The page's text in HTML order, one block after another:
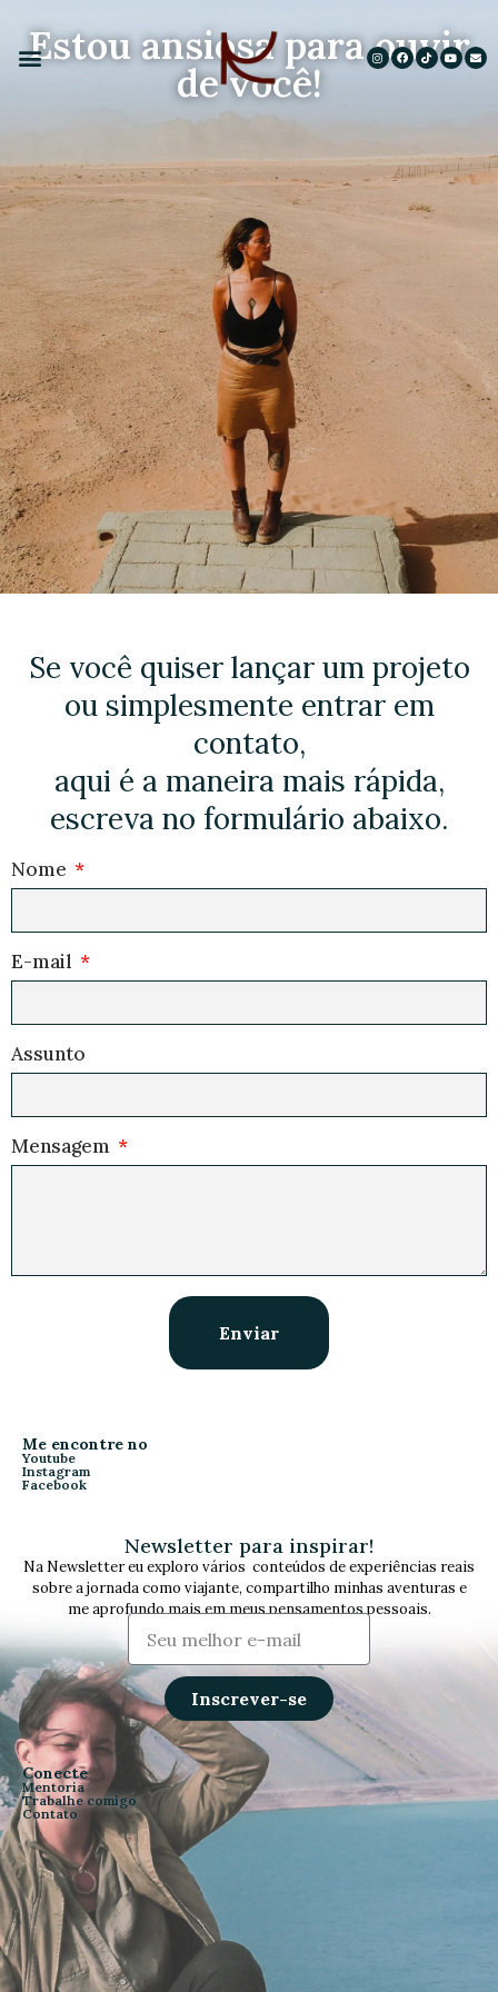
Estou ansiosa para ouvir
de você!
Se você quiser lançar um projeto
ou simplesmente entrar em
contato,
aqui é a maneira mais rápida,
escreva no formulário abaixo.
Nome
E-mail
Assunto
Mensagem
Enviar
Me encontre no
Youtube
Instagram
Facebook
Newsletter para inspirar!
Na Newsletter eu exploro vários conteúdos de experiências reais
sobre a jornada como viajante, compartilho minhas aventuras e
me aprofundo mais em meus pensamentos pessoais.
Inscrever-se
Conecte
Mentoria
Trabalhe comigo
Contato